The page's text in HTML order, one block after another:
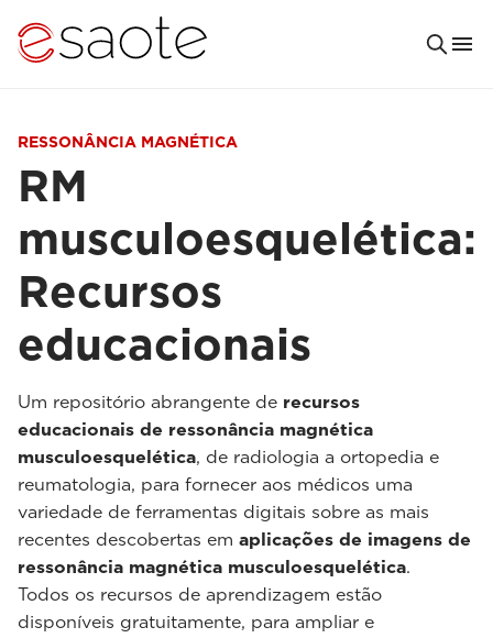
RESSONÂNCIA MAGNÉTICA
RM
musculoesquelética:
Recursos
educacionais
Um repositório abrangente de recursos
educacionais de ressonância magnética
musculoesquelética, de radiologia a ortopedia e
reumatologia, para fornecer aos médicos uma
variedade de ferramentas digitais sobre as mais
recentes descobertas em aplicações de imagens de
ressonância magnética musculoesquelética.
Todos os recursos de aprendizagem estão
disponíveis gratuitamente, para ampliar e